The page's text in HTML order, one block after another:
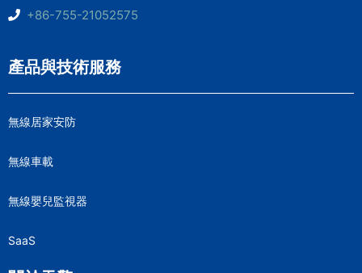
+86-755-21052575
產品與技術服務
無線居家安防
無線車載
無線嬰兒監視器
SaaS